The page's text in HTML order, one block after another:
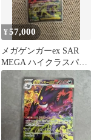
¥57,000
メガゲンガーex SAR
MEGA ハイクラスパッ
ク MEGAドリームex